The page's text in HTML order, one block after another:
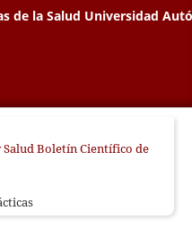
de la Salud Universidad
Salud Boletín Científico de